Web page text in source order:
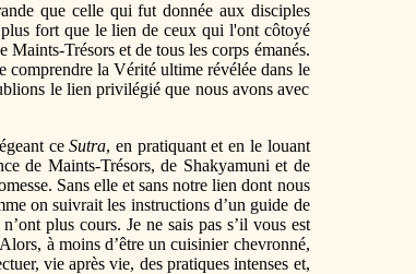
que celle qui fut donnée aux disciples
fort que le lien de ceux qui l'ont côtoyé
Maints-Trésors et de tous les corps émanés.
comprendre la Vérité ultime révélée dans le
le lien privilégié que nous avons avec
ceSutra, en pratiquant et en le louant
de Maints-Trésors, de Shakyamuni et de
Sans elle et sans notre lien dont nous
on suivrait les instructions d’un guide de
plus cours. Je ne sais pas s’il vous est
à moins d’être un cuisinier chevronné,
vie après vie, des pratiques intenses et,